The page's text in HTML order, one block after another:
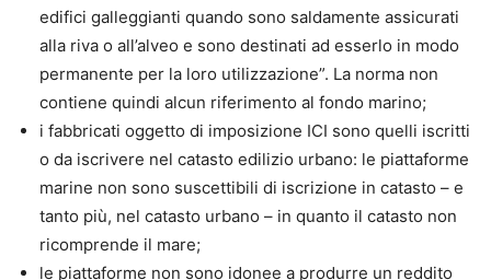
edifici galleggianti quando sono saldamente assicurati
alla riva o all’alveo e sono destinati ad esserlo in modo
permanente per la loro utilizzazione”. La norma non
contiene quindi alcun riferimento al fondo marino;
i fabbricati oggetto di imposizione ICI sono quelli iscritti
o da iscrivere nel catasto edilizio urbano: le piattaforme
marine non sono suscettibili di iscrizione in catasto – e
tanto più, nel catasto urbano – in quanto il catasto non
ricomprende il mare;
le piattaforme non sono idonee a produrre un reddito